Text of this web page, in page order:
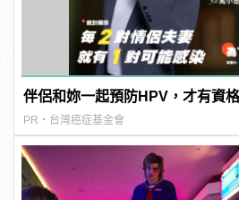
伴侶和妳一起預防HPV，才有資
PR・台灣癌症基金會